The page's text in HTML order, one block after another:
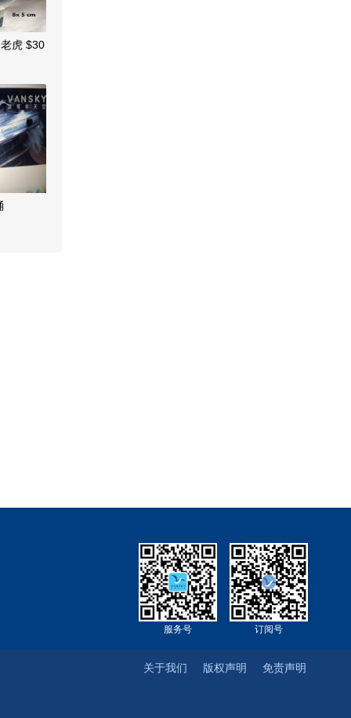
虎 $30
订阅号
服务号
免责声明
版权声明
关于我们